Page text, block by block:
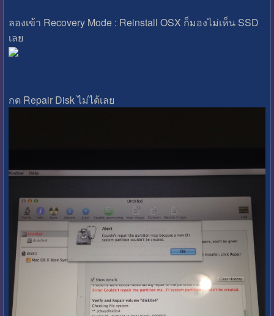
ลองเข้า Recovery Mode : Reinstall OSX ก็มองไม่เห็น SSD
เลย
กด Repair Disk ไม่ได้เลย